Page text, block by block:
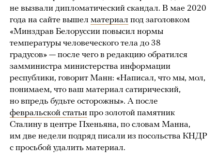
не вызвали дипломатический скандал. В мае 2020
года на сайте вышел материал под заголовком
«Минздрав Белоруссии повысил нормы
температуры человеческого тела до 38
градусов» — после чего в редакцию обратился
замминистра министерства информации
республики, говорит Манн: «Написал, что мы, мол,
понимаем, что ваш материал сатирический,
но впредь будьте осторожны». А после
февральской статьи про золотой памятник
Сталину в центре Пхеньяна, по словам Манна,
им две недели подряд писали из посольства КНДР
с просьбой удалить материал.